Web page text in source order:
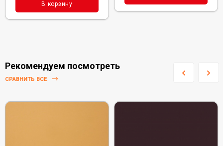
В корзину
Рекомендуем посмотреть
СРАВНИТЬ ВСЕ